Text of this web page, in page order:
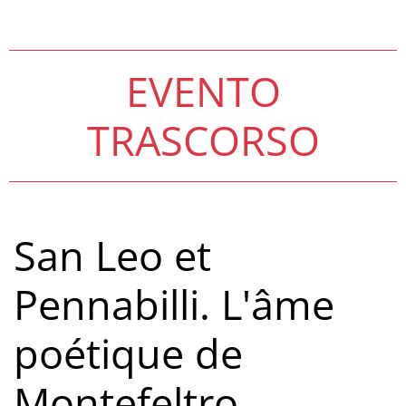
EVENTO
TRASCORSO
San Leo et
Pennabilli. L'âme
poétique de